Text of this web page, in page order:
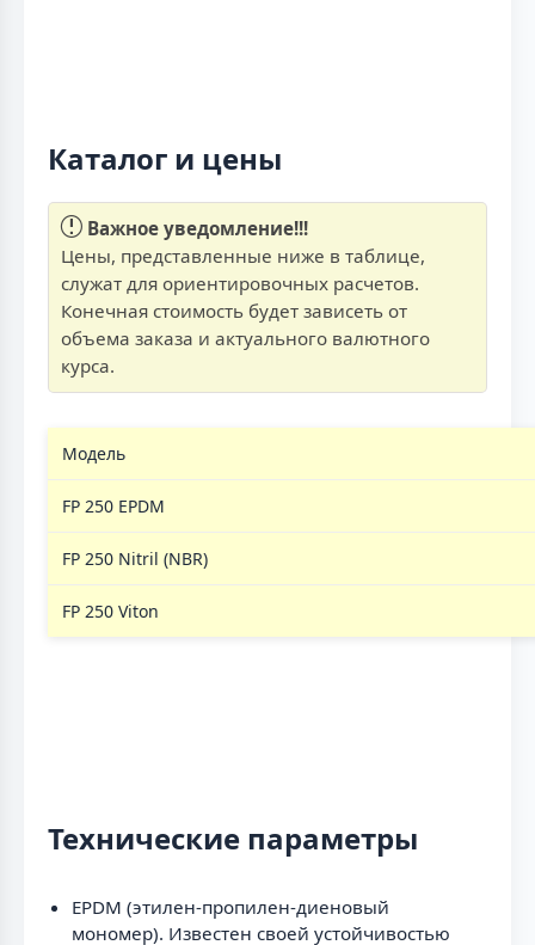
Каталог и цены
Важное уведомление!!!
Цены, представленные ниже в таблице,
служат для ориентировочных расчетов.
Конечная стоимость будет зависеть от
объема заказа и актуального валютного
курса.
Модель
FP 250 EPDM
FP 250 Nitril (NBR)
FP 250 Viton
Технические параметры
EPDM (этилен-пропилен-диеновый
мономер). Известен своей устойчивостью